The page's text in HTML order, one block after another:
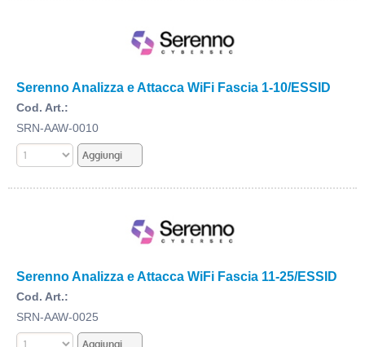
Serenno Analizza e Attacca WiFi Fascia 1-10/ESSID
Cod. Art.:
SRN-AAW-0010
Serenno Analizza e Attacca WiFi Fascia 11-25/ESSID
Cod. Art.:
SRN-AAW-0025